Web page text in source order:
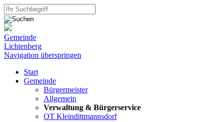
Gemeinde
Lichtenberg
Navigation überspringen
Start
Gemeinde
Bürgermeister
Allgemein
Verwaltung & Bürgerservice
OT Kleindittmannsdorf